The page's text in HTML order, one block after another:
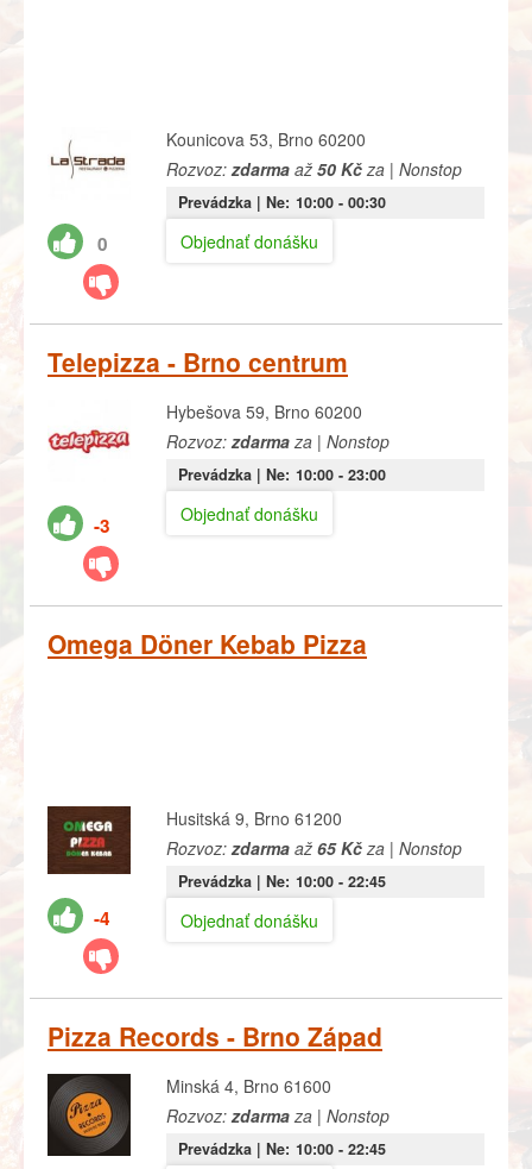
0
Kounicova 53, Brno 60200
Rozvoz:zdarmaaž 50 Kčza | Nonstop
Prevádzka | Ne: 10:00- 00:30
Objednať donášku
Telepizza - Brno centrum
-3
Hybešova 59, Brno 60200
Rozvoz: zdarmaza | Nonstop
Prevádzka | Ne: 10:00- 23:00
Objednať donášku
Omega Döner Kebab Pizza
-4
Husitská 9, Brno 61200
Rozvoz:zdarmaaž 65 Kčza | Nonstop
Prevádzka | Ne: 10:00- 22:45
Objednať donášku
Pizza Records - Brno Západ
Minská 4, Brno 61600
Rozvoz: zdarmaza | Nonstop
Prevádzka | Ne: 10:00- 22:45